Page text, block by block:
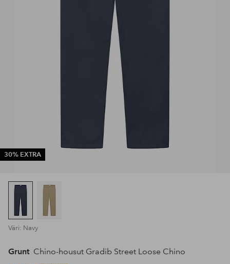
30% EXTRA
Väri: Navy
Grunt Chino-housut Gradib Street Loose Chino